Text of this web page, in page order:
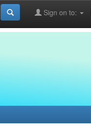
Sign on to: